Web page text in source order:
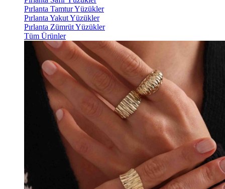
Pırlanta Tamtur Yüzükler
Pırlanta Yakut Yüzükler
Pırlanta Zümrüt Yüzükler
Tüm Ürünler